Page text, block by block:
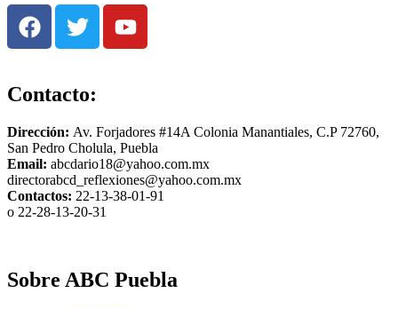
Contacto:
Dirección: Av. Forjadores #14A Colonia Manantiales, C.P 72760,
San Pedro Cholula, Puebla
Email: abcdario18@yahoo.com.mx
directorabcd_reflexiones@yahoo.com.mx
Contactos: 22-13-38-01-91
o 22-28-13-20-31
Sobre ABC Puebla